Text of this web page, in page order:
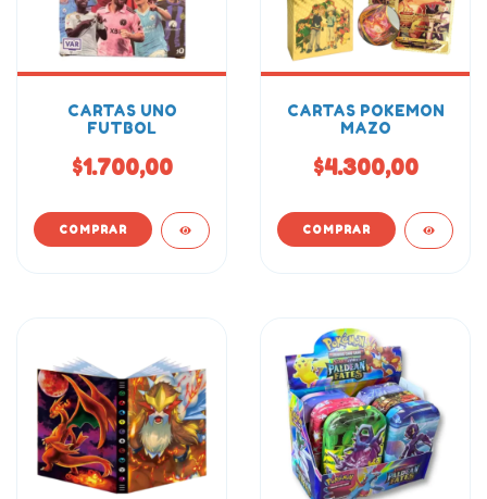
CARTAS UNO
FUTBOL
$1.700,00
CARTAS POKEMON
MAZO
$4.300,00